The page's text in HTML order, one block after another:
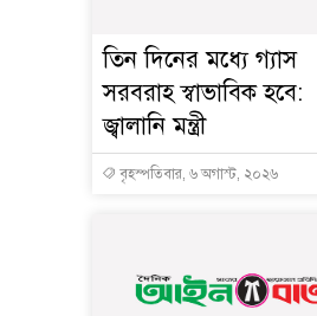
তিন দিনের মধ্যে গ্যাস
সরবরাহ স্বাভাবিক হবে:
জ্বালানি মন্ত্রী
বৃহস্পতিবার, ৬ অগাস্ট, ২০২৬